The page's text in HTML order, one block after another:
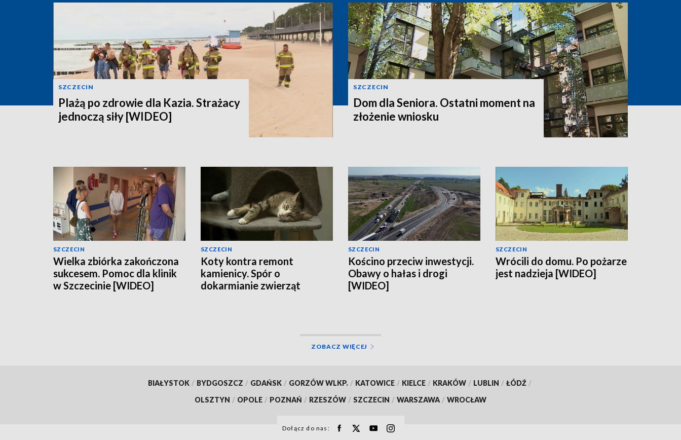
SZCZECIN
Plażą po zdrowie dla Kazia. Strażacy
jednoczą siły [WIDEO]
SZCZECIN
Dom dla Seniora. Ostatni moment na
złożenie wniosku
SZCZECIN
Wielka zbiórka zakończona
sukcesem. Pomoc dla klinik
w Szczecinie [WIDEO]
SZCZECIN
Koty kontra remont
kamienicy. Spór o
dokarmianie zwierząt
SZCZECIN
Kościno przeciw inwestycji.
Obawy o hałas i drogi
[WIDEO]
SZCZECIN
Wrócili do domu. Po pożarze
jest nadzieja [WIDEO]
ZOBACZ WIĘCEJ
BIAŁYSTOK / BYDGOSZCZ / GDAŃSK / GORZÓW WLKP. / KATOWICE / KIELCE / KRAKÓW / LUBLIN / ŁÓDŹ /
OLSZTYN / OPOLE / POZNAŃ / RZESZÓW / SZCZECIN / WARSZAWA / WROCŁAW
Dołącz do nas: